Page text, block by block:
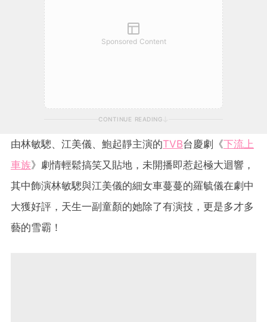
Sponsored Content
CONTINUE READING
由林敏驄、江美儀、鮑起靜主演的TVB台慶劇《下流上
車族》劇情輕鬆搞笑又貼地，未開播即惹起極大迴響，
其中飾演林敏驄與江美儀的細女車蔓蔓的羅毓儀在劇中
大獲好評，天生一副童顏的她除了有演技，更是多才多
藝的雪霸！